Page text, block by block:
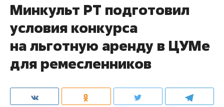
Минкульт РТ подготовил
условия конкурса
на льготную аренду в ЦУМе
для ремесленников